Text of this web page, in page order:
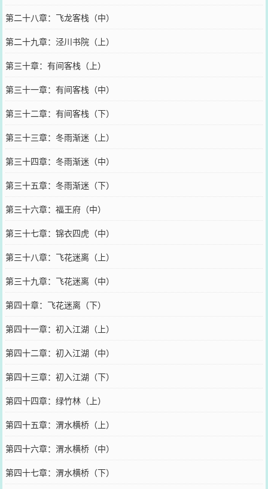
第二十八章：飞龙客栈（中）
第二十九章：泾川书院（上）
第三十章：有间客栈（上）
第三十一章：有间客栈（中）
第三十二章：有间客栈（下）
第三十三章：冬雨渐迷（上）
第三十四章：冬雨渐迷（中）
第三十五章：冬雨渐迷（下）
第三十六章：福王府（中）
第三十七章：锦衣四虎（中）
第三十八章：飞花迷离（上）
第三十九章：飞花迷离（中）
第四十章：飞花迷离（下）
第四十一章：初入江湖（上）
第四十二章：初入江湖（中）
第四十三章：初入江湖（下）
第四十四章：绿竹林（上）
第四十五章：渭水横桥（上）
第四十六章：渭水横桥（中）
第四十七章：渭水横桥（下）